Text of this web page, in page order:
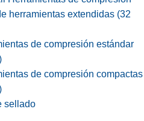
herramientas extendidas (32
de compresión estándar
de compresión compactas
sellado